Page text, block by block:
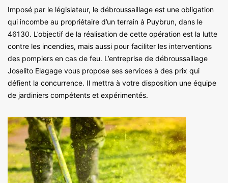
Imposé par le législateur, le débroussaillage est une obligation
qui incombe au propriétaire d’un terrain à Puybrun, dans le
46130. L’objectif de la réalisation de cette opération est la lutte
contre les incendies, mais aussi pour faciliter les interventions
des pompiers en cas de feu. L’entreprise de débroussaillage
Joselito Elagage vous propose ses services à des prix qui
défient la concurrence. Il mettra à votre disposition une équipe
de jardiniers compétents et expérimentés.